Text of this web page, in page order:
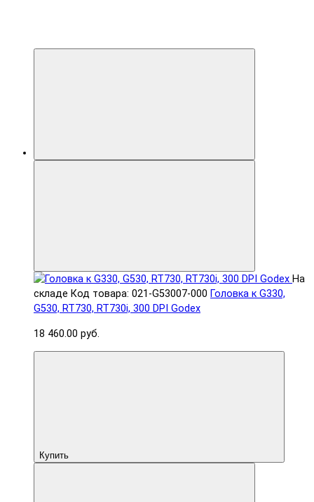
На
складе Код товара: 021-G53007-000 Головка к G330,
G530, RT730, RT730i, 300 DPI Godex
18 460.00 руб.
Купить